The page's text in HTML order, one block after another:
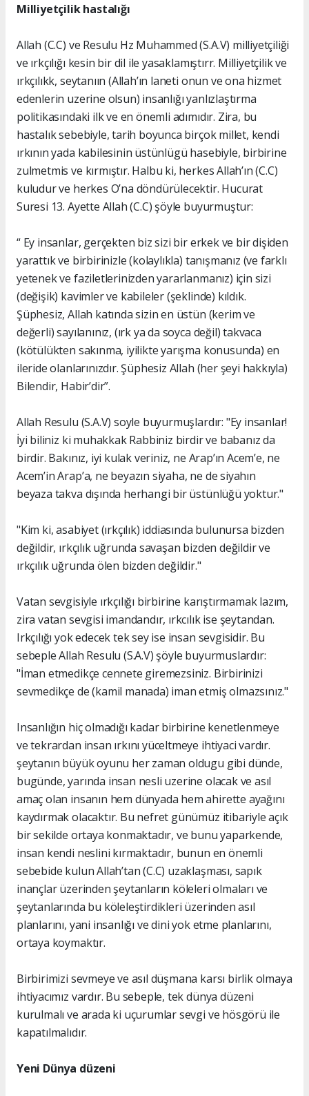
Milliyetçilik hastalığı
Allah (C.C) ve Resulu Hz Muhammed (S.A.V) milliyetçiliği
ve ırkçılığı kesin bir dil ile yasaklamıştırr. Milliyetçilik ve
ırkçılıkk, seytanıın (Allah’ın laneti onun ve ona hizmet
edenlerin uzerine olsun) insanlığı yanlızlaştırma
politikasındaki ilk ve en önemli adımıdır. Zira, bu
hastalık sebebiyle, tarih boyunca birçok millet, kendi
ırkının yada kabilesinin üstünlügü hasebiyle, birbirine
zulmetmis ve kırmıştır. Halbu ki, herkes Allah’ın (C.C)
kuludur ve herkes O’na döndürülecektir. Hucurat
Suresi 13. Ayette Allah (C.C) şöyle buyurmuştur:
“ Ey insanlar, gerçekten biz sizi bir erkek ve bir dişiden
yarattık ve birbirinizle (kolaylıkla) tanışmanız (ve farklı
yetenek ve faziletlerinizden yararlanmanız) için sizi
(değişik) kavimler ve kabileler (şeklinde) kıldık.
Şüphesiz, Allah katında sizin en üstün (kerim ve
değerli) sayılanınız, (ırk ya da soyca değil) takvaca
(kötülükten sakınma, iyilikte yarışma konusunda) en
ileride olanlarınızdır. Şüphesiz Allah (her şeyi hakkıyla)
Bilendir, Habir’dir”.
Allah Resulu (S.A.V) soyle buyurmuşlardır: "Ey insanlar!
İyi biliniz ki muhakkak Rabbiniz birdir ve babanız da
birdir. Bakınız, iyi kulak veriniz, ne Arap’ın Acem’e, ne
Acem’in Arap’a, ne beyazın siyaha, ne de siyahın
beyaza takva dışında herhangi bir üstünlüğü yoktur."
"Kim ki, asabiyet (ırkçılık) iddiasında bulunursa bizden
değildir, ırkçılık uğrunda savaşan bizden değildir ve
ırkçılık uğrunda ölen bizden değildir."
Vatan sevgisiyle ırkçılığı birbirine karıştırmamak lazım,
zira vatan sevgisi imandandır, ırkcılık ise şeytandan.
Irkçılığı yok edecek tek sey ise insan sevgisidir. Bu
sebeple Allah Resulu (S.A.V) şöyle buyurmuslardır:
"İman etmedikçe cennete giremezsiniz. Birbirinizi
sevmedikçe de (kamil manada) iman etmiş olmazsınız."
Insanlığın hiç olmadığı kadar birbirine kenetlenmeye
ve tekrardan insan ırkını yüceltmeye ihtiyaci vardır.
şeytanın büyük oyunu her zaman oldugu gibi dünde,
bugünde, yarında insan nesli uzerine olacak ve asıl
amaç olan insanın hem dünyada hem ahirette ayağını
kaydırmak olacaktır. Bu nefret günümüz itibariyle açık
bir sekilde ortaya konmaktadır, ve bunu yaparkende,
insan kendi neslini kırmaktadır, bunun en önemli
sebebide kulun Allah’tan (C.C) uzaklaşması, sapık
inançlar üzerinden şeytanların köleleri olmaları ve
şeytanlarında bu köleleştirdikleri üzerinden asıl
planlarını, yani insanlığı ve dini yok etme planlarını,
ortaya koymaktır.
Birbirimizi sevmeye ve asıl düşmana karsı birlik olmaya
ihtiyacımız vardır. Bu sebeple, tek dünya düzeni
kurulmalı ve arada ki uçurumlar sevgi ve hösgörü ile
kapatılmalıdır.
Yeni Dünya düzeni